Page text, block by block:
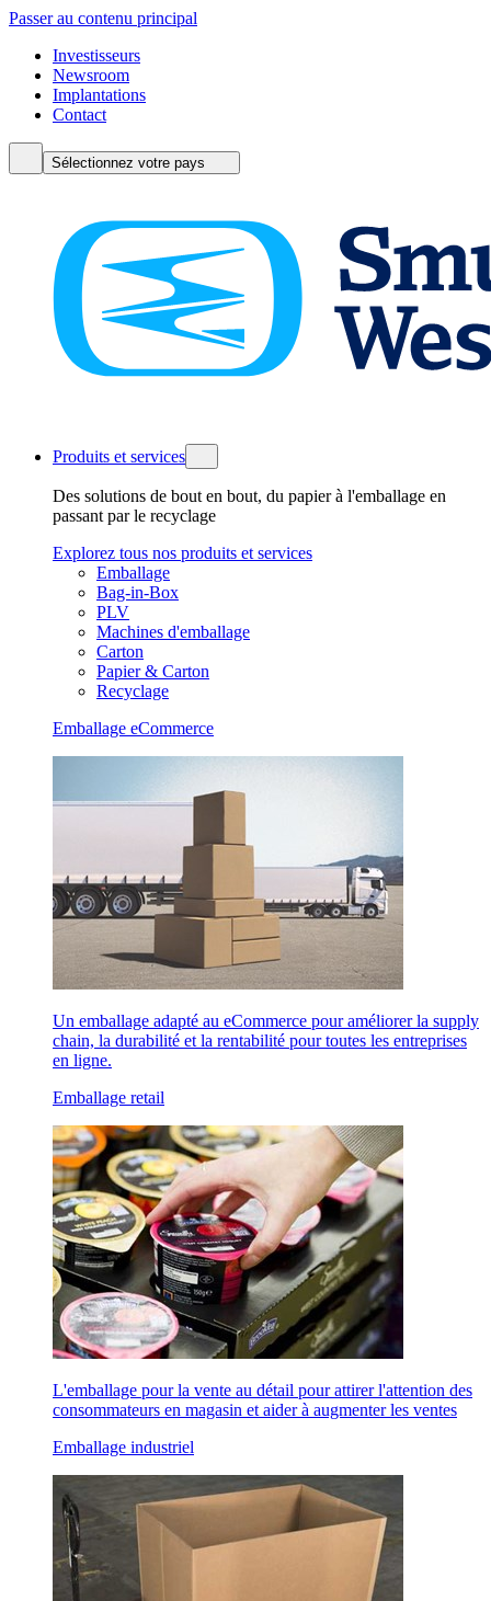
Passer au contenu principal
Investisseurs
Newsroom
Implantations
Contact
Sélectionnez votre pays
Produits et services
Des solutions de bout en bout, du papier à l'emballage en
passant par le recyclage
Explorez tous nos produits et services
Emballage
Bag-in-Box
PLV
Machines d'emballage
Carton
Papier & Carton
Recyclage
Emballage eCommerce
Un emballage adapté au eCommerce pour améliorer la supply
chain, la durabilité et la rentabilité pour toutes les entreprises
en ligne.
Emballage retail
L'emballage pour la vente au détail pour attirer l'attention des
consommateurs en magasin et aider à augmenter les ventes
Emballage industriel